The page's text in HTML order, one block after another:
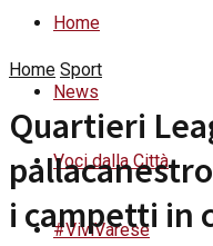
Home
News
Voci dalla Città
#ViviVarese
Home Sport
Quartieri
i campetti in